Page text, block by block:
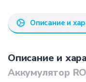
Описание и
Описание и
Аккумулятор